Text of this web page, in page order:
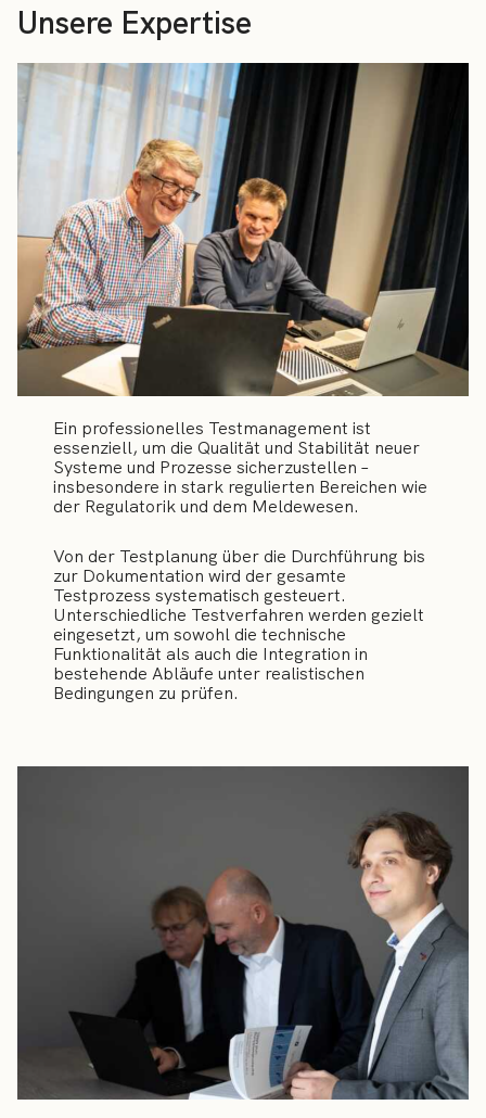
Unsere Expertise
Ein professionelles Testmanagement ist
essenziell, um die Qualität und Stabilität neuer
Systeme und Prozesse sicherzustellen –
insbesondere in stark regulierten Bereichen wie
der Regulatorik und dem Meldewesen.
Von der Testplanung über die Durchführung bis
zur Dokumentation wird der gesamte
Testprozess systematisch gesteuert.
Unterschiedliche Testverfahren werden gezielt
eingesetzt, um sowohl die technische
Funktionalität als auch die Integration in
bestehende Abläufe unter realistischen
Bedingungen zu prüfen.